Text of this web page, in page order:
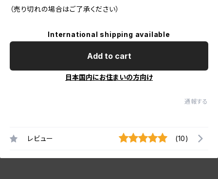
（売り切れの場合はご了承ください）
International shipping available
Add to cart
日本国内にお住まいの方向け
通報する
レビュー (10)